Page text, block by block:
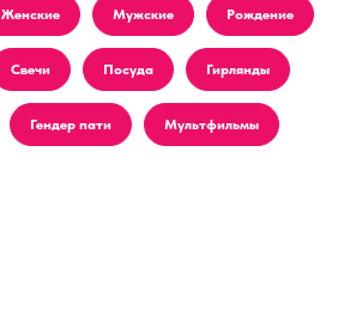
Женские Мужские Рождение
Свечи Посуда Гирлянды
Гендер пати Мультфильмы